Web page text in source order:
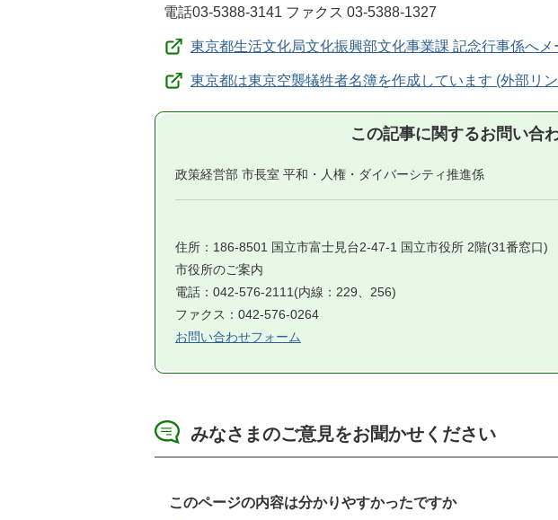
電話03-5388-3141 ファクス 03-5388-1327
東京都生活文化局文化振興部文化事業課 記念行事係へメ
東京都は東京空襲犠牲者名簿を作成しています (外部リ
この記事に関するお問い合
政策経営部 市長室 平和・人権・ダイバーシティ推進係
住所：186-8501 国立市富士見台2-47-1 国立市役所 2階(31番窓口)
市役所のご案内
電話：042-576-2111(内線：229、256)
ファクス：042-576-0264
お問い合わせフォーム
みなさまのご意見をお聞かせください
このページの内容は分かりやすかったですか